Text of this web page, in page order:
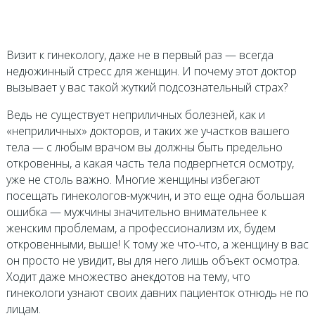
Визит к гинекологу, даже не в первый раз — всегда
недюжинный стресс для женщин. И почему этот доктор
вызывает у вас такой жуткий подсознательный страх?
Ведь не существует неприличных болезней, как и
«неприличных» докторов, и таких же участков вашего
тела — с любым врачом вы должны быть предельно
откровенны, а какая часть тела подвергнется осмотру,
уже не столь важно. Многие женщины избегают
посещать гинекологов-мужчин, и это еще одна большая
ошибка — мужчины значительно внимательнее к
женским проблемам, а профессионализм их, будем
откровенными, выше! К тому же что-что, а женщину в вас
он просто не увидит, вы для него лишь объект осмотра.
Ходит даже множество анекдотов на тему, что
гинекологи узнают своих давних пациенток отнюдь не по
лицам.